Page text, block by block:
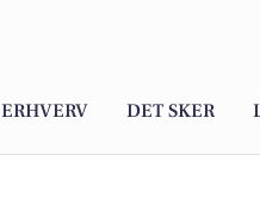
ERHVERV DET SKER